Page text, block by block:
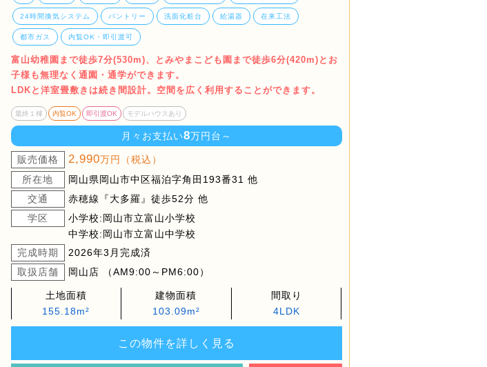
24時間換気システム パントリー 洗面化粧台 給湯器 在来工法
都市ガス 内覧OK・即引渡可
富山幼稚園まで徒歩7分(530m)、とみやまこども園まで徒歩6分(420m)とお
子様も無理なく通園・通学ができます。
LDKと洋室畳敷きは続き間設計。空間を広く利用することができます。
最終１棟 内覧OK 即引渡OK モデルハウスあり
月々お支払い8万円台～
販売価格 2,990万円（税込）
所在地
岡山県岡山市中区福泊字角田193番31 他
交通
赤穂線『大多羅』徒歩52分 他
学区
小学校:岡山市立富山小学校
中学校:岡山市立富山中学校
完成時期
2026年3月完成済
取扱店舗
岡山店 （AM9:00～PM6:00）
土地面積
155.18m²
建物面積
103.09m²
間取り
4LDK
この物件を詳しく見る